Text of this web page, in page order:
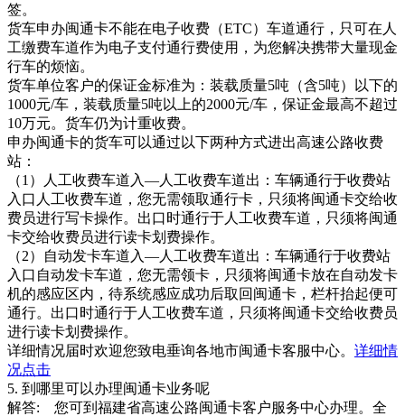
签。
货车申办闽通卡不能在电子收费（ETC）车道通行，只可在人
工缴费车道作为电子支付通行费使用，为您解决携带大量现金
行车的烦恼。
货车单位客户的保证金标准为：装载质量5吨（含5吨）以下的
1000元/车，装载质量5吨以上的2000元/车，保证金最高不超过
10万元。货车仍为计重收费。
申办闽通卡的货车可以通过以下两种方式进出高速公路收费
站：
（1）人工收费车道入—人工收费车道出：车辆通行于收费站
入口人工收费车道，您无需领取通行卡，只须将闽通卡交给收
费员进行写卡操作。出口时通行于人工收费车道，只须将闽通
卡交给收费员进行读卡划费操作。
（2）自动发卡车道入—人工收费车道出：车辆通行于收费站
入口自动发卡车道，您无需领卡，只须将闽通卡放在自动发卡
机的感应区内，待系统感应成功后取回闽通卡，栏杆抬起便可
通行。出口时通行于人工收费车道，只须将闽通卡交给收费员
进行读卡划费操作。
详细情况届时欢迎您致电垂询各地市闽通卡客服中心。 详细情
况点击
5. 到哪里可以办理闽通卡业务呢
解答: 您可到福建省高速公路闽通卡客户服务中心办理。全